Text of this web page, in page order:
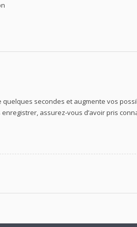
secondes et augmente vos
assurez-vous d’avoir pris